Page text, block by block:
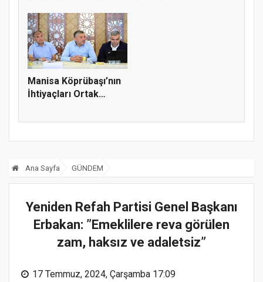
Manisa Köprübaşı’nın
İhtiyaçları Ortak
Ana Sayfa GÜNDEM
Yeniden Refah Partisi Genel Başkanı
Erbakan: ”Emeklilere reva görülen
zam, haksız ve adaletsiz”
17 Temmuz, 2024, Çarşamba 17:09